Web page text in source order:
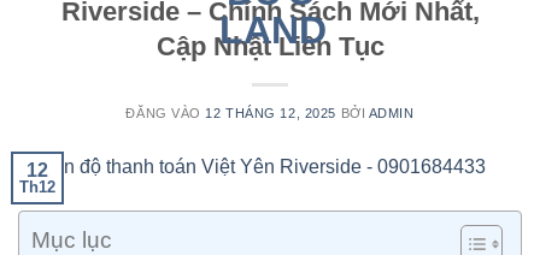
Riverside – Chính Sách Mới Nhất,
Cập Nhật Liên Tục
ĐĂNG VÀO 12 THÁNG 12, 2025 BỞI ADMIN
12
Th12
Mục lục